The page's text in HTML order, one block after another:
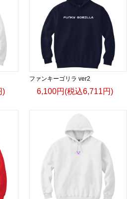
)
ファンキーゴリラ ver2
6,100円(税込6,711円)